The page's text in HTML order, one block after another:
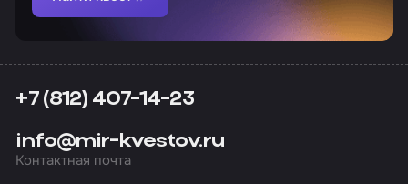
+7 (812) 407-14-23
info@mir-kvestov.ru
Контактная почта